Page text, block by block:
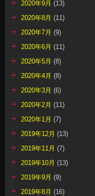
2020年9月 (13)
2020年8月 (11)
2020年7月 (9)
2020年6月 (11)
2020年5月 (8)
2020年4月 (8)
2020年3月 (6)
2020年2月 (11)
2020年1月 (7)
2019年12月 (13)
2019年11月 (7)
2019年10月 (13)
2019年9月 (9)
2019年8月 (16)